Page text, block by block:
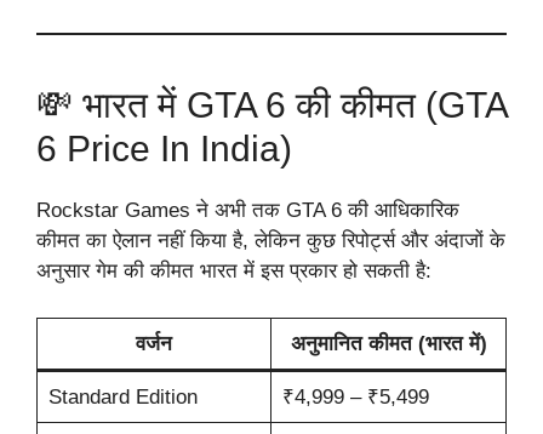
💸 भारत में GTA 6 की कीमत (GTA
6 Price In India)
Rockstar Games ने अभी तक GTA 6 की आधिकारिक
कीमत का ऐलान नहीं किया है, लेकिन कुछ रिपोर्ट्स और अंदाजों के
अनुसार गेम की कीमत भारत में इस प्रकार हो सकती है:
वर्जन अनुमानित कीमत (भारत में)
Standard Edition ₹4,999 – ₹5,499